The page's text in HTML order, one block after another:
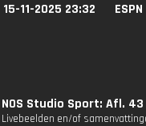
15-11-2025 23:32 ESPN
NOS Studio Sport: Afl. 43
Livebeelden en/of